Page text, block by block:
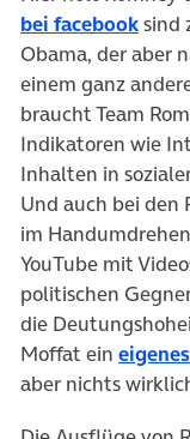
bei facebooksind
Obama, der aber
einem ganz
braucht Team
Indikatoren wie
Inhalten in
Und auch bei den
im
YouTube mit
politischen
die
Moffat ein
aber nichts